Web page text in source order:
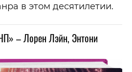
в этом десятилетии.
– Лорен Лэйн, Энтони